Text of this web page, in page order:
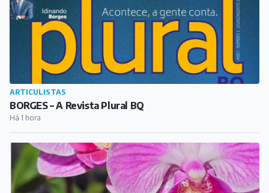
ARTICULISTAS
BORGES – A Revista Plural BQ
Há 1 hora